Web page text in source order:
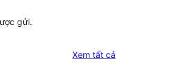
gửi.
Xem tất cả